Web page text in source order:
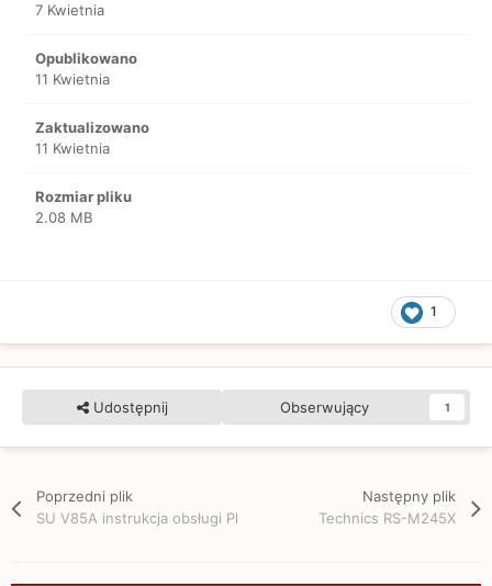
7 Kwietnia
Opublikowano
11 Kwietnia
Zaktualizowano
11 Kwietnia
Rozmiar pliku
2.08 MB
1
Udostępnij Obserwujący 1
Poprzedni plik
SU V85A instrukcja obsługi Pl
Następny plik
Technics RS-M245X